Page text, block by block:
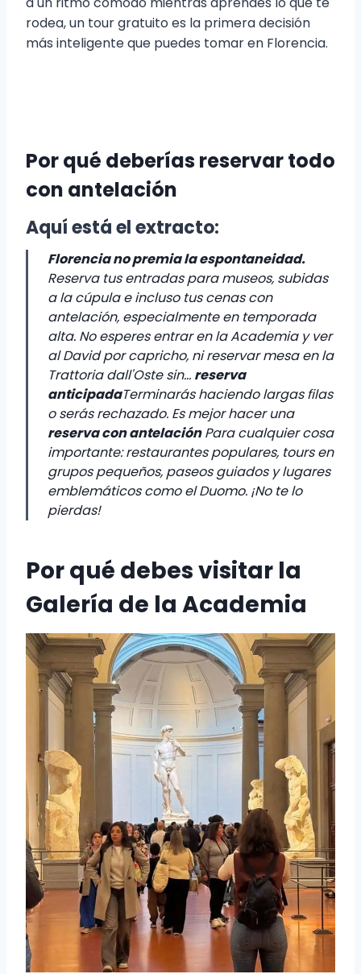
rodea, un tour gratuito es la primera decisión
más inteligente que puedes tomar en Florencia.
Por qué deberías reservar todo
con antelación
Aquí está el extracto:
Florencia no premia la espontaneidad.
Reserva tus entradas para museos, subidas
a la cúpula e incluso tus cenas con
antelación, especialmente en temporada
alta. No esperes entrar en la Academia y ver
al David por capricho, ni reservar mesa en la
Trattoria dall'Oste sin... reserva
anticipadaTerminarás haciendo largas filas
o serás rechazado. Es mejor hacer una
reserva con antelaciónPara cualquier cosa
importante: restaurantes populares, tours en
grupos pequeños, paseos guiados y lugares
emblemáticos como el Duomo. ¡No te lo
pierdas!
Por qué debes visitar la
Galería de la Academia